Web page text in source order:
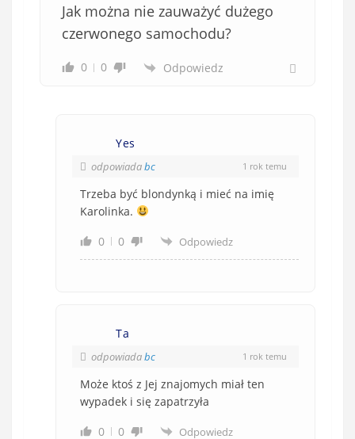
Jak można nie zauważyć dużego
czerwonego samochodu?
0 0 Odpowiedz
Yes
odpowiadabc 1 rok temu
Trzeba być blondynką i mieć na imię
Karolinka.
0
0 Odpowiedz
Ta
odpowiadabc 1 rok temu
Może ktoś z Jej znajomych miał ten
wypadek i się zapatrzyła
0
0 Odpowiedz